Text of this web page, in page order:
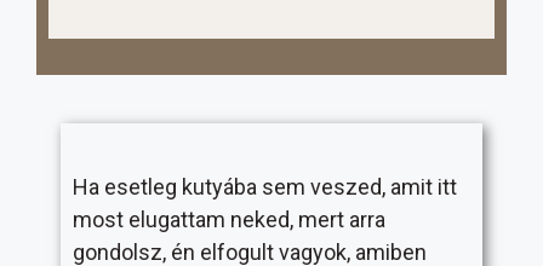
Ha esetleg kutyába sem veszed, amit itt
most elugattam neked, mert arra
gondolsz, én elfogult vagyok, amiben